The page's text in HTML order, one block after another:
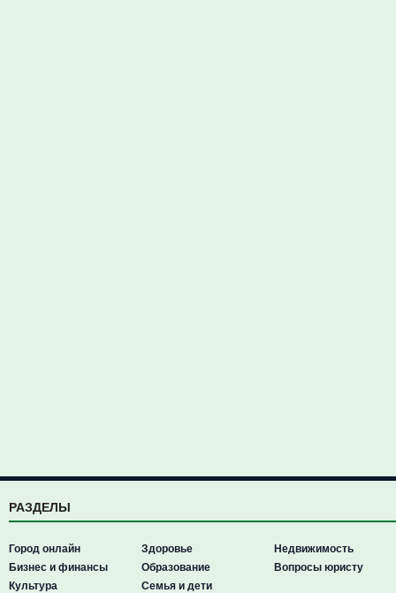
РАЗДЕЛЫ
Город онлайн
Бизнес и финансы
Культура
Здоровье
Образование
Семья и дети
Недвижимость
Вопросы юристу